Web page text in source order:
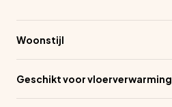
Woonstijl
Geschikt voor vloerverwarming